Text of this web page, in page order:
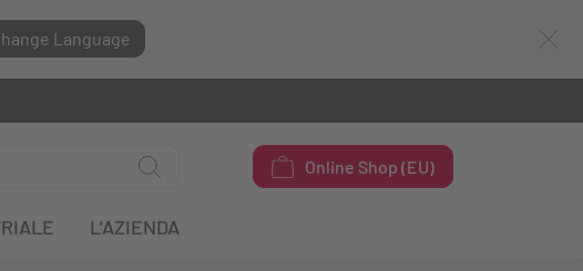
Language
Online Shop (EU)
L'AZIENDA